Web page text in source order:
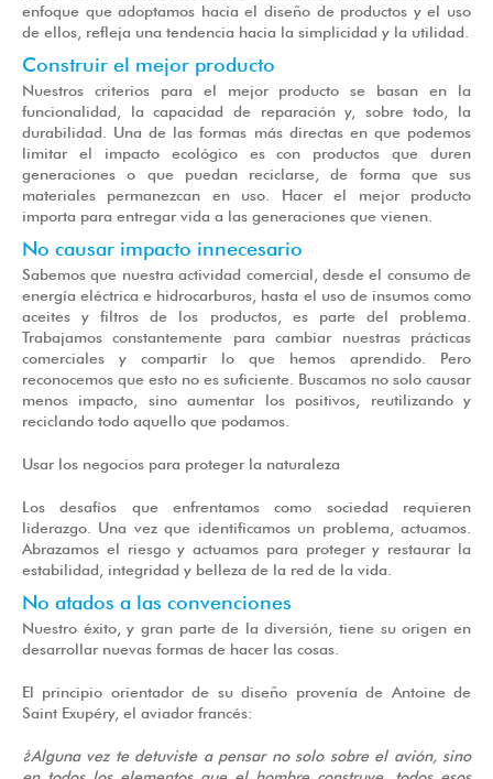
enfoque que adoptamos hacia el diseño de productos y el uso
de ellos, refleja una tendencia hacia la simplicidad y la utilidad.
Construir el mejor producto
Nuestros criterios para el mejor producto se basan en la
funcionalidad, la capacidad de reparación y, sobre todo, la
durabilidad. Una de las formas más directas en que podemos
limitar el impacto ecológico es con productos que duren
generaciones o que puedan reciclarse, de forma que sus
materiales permanezcan en uso. Hacer el mejor producto
importa para entregar vida a las generaciones que vienen.
No causar impacto innecesario
Sabemos que nuestra actividad comercial, desde el consumo de
energía eléctrica e hidrocarburos, hasta el uso de insumos como
aceites y filtros de los productos, es parte del problema.
Trabajamos constantemente para cambiar nuestras prácticas
comerciales y compartir lo que hemos aprendido. Pero
reconocemos que esto no es suficiente. Buscamos no solo causar
menos impacto, sino aumentar los positivos, reutilizando y
reciclando todo aquello que podamos.
Usar los negocios para proteger la naturaleza
Los desafíos que enfrentamos como sociedad requieren
liderazgo. Una vez que identificamos un problema, actuamos.
Abrazamos el riesgo y actuamos para proteger y restaurar la
estabilidad, integridad y belleza de la red de la vida.
No atados a las convenciones
Nuestro éxito, y gran parte de la diversión, tiene su origen en
desarrollar nuevas formas de hacer las cosas.
El principio orientador de su diseño provenía de Antoine de
Saint Exupéry, el aviador francés:
¿Alguna vez te detuviste a pensar no solo sobre el avión, sino